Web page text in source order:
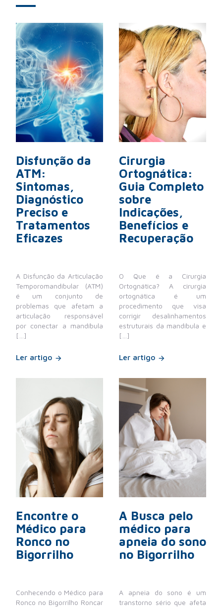
Disfunção da
ATM:
Sintomas,
Diagnóstico
Preciso e
Tratamentos
Eficazes
A Disfunção da Articulação
Temporomandibular (ATM)
é um conjunto de
problemas que afetam a
articulação responsável
por conectar a mandíbula
[…]
Ler artigo
Cirurgia
Ortognática:
Guia Completo
sobre
Indicações,
Benefícios e
Recuperação
O Que é a Cirurgia
Ortognática? A cirurgia
ortognática é um
procedimento que visa
corrigir desalinhamentos
estruturais da mandíbula e
[…]
Ler artigo
Encontre o
Médico para
Ronco no
Bigorrilho
Conhecendo o Médico para
Ronco no Bigorrilho Roncar
A Busca pelo
médico para
apneia do sono
no Bigorrilho
A apneia do sono é um
transtorno sério que afeta